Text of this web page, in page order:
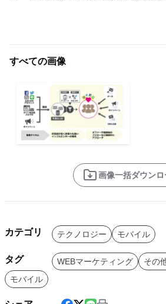
すべての画像
画像一括ダウンロ
カテゴリ テクノロジー モバイル
タグ WEBマーケティング
その
モバイル